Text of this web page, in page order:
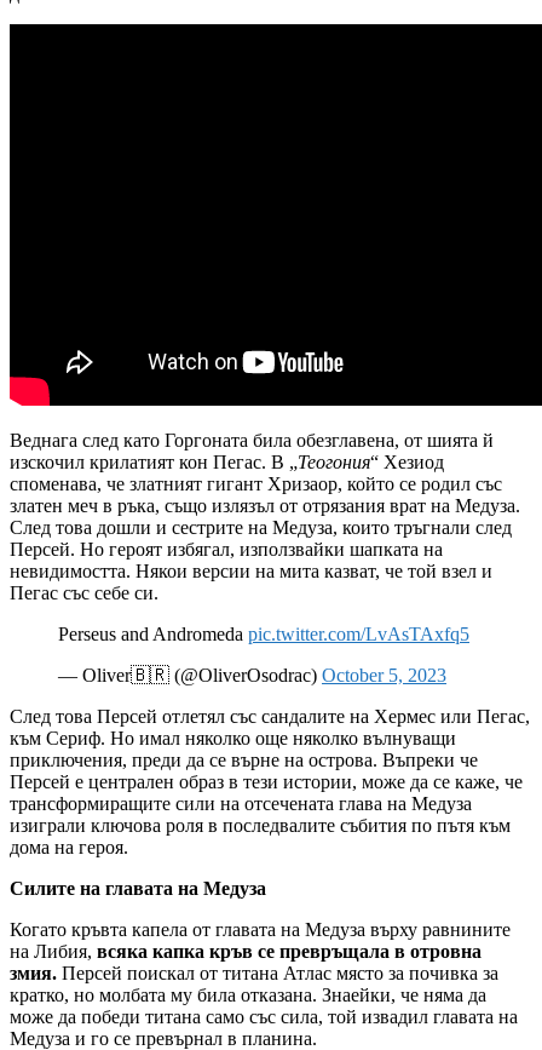
Веднага след като Горгоната била обезглавена, от шията й
изскочил крилатият кон Пегас. В „Теогония“ Хезиод
споменава, че златният гигант Хризаор, който се родил със
златен меч в ръка, също излязъл от отрязания врат на Медуза.
След това дошли и сестрите на Медуза, които тръгнали след
Персей. Но героят избягал, използвайки шапката на
невидимостта. Някои версии на мита казват, че той взел и
Пегас със себе си.
Perseus and Andromeda pic.twitter.com/LvAsTAxfq5
— Oliver🇧🇷 (@OliverOsodrac) October 5, 2023
След това Персей отлетял със сандалите на Хермес или Пегас,
към Сериф. Но имал няколко още няколко вълнуващи
приключения, преди да се върне на острова. Въпреки че
Персей е централен образ в тези истории, може да се каже, че
трансформиращите сили на отсечената глава на Медуза
изиграли ключова роля в последвалите събития по пътя към
дома на героя.
Силите на главата на Медуза
Когато кръвта капела от главата на Медуза върху равнините
на Либия, всяка капка кръв се превръщала в отровна
змия. Персей поискал от титана Атлас място за почивка за
кратко, но молбата му била отказана. Знаейки, че няма да
може да победи титана само със сила, той извадил главата на
Медуза и го се превърнал в планина.